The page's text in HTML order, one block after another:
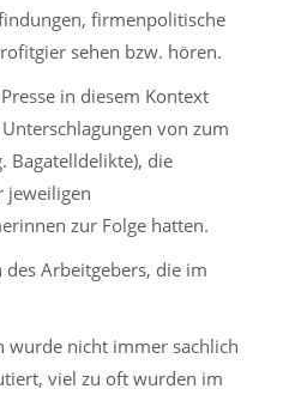
firmenpolitische
sehen bzw. hören.
in diesem Kontext
von zum
Bagatelldelikte), die
jeweiligen
zur Folge hatten.
Arbeitgebers, die im
wurde nicht immer sachlich
viel zu oft wurden im